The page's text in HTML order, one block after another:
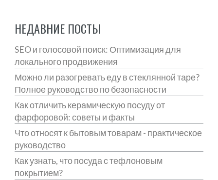
НЕДАВНИЕ ПОСТЫ
SEO и голосовой поиск: Оптимизация для
локального продвижения
Можно ли разогревать еду в стеклянной таре?
Полное руководство по безопасности
Как отличить керамическую посуду от
фарфоровой: советы и факты
Что относят к бытовым товарам - практическое
руководство
Как узнать, что посуда с тефлоновым
покрытием?